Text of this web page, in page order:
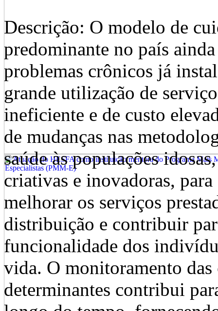
Descrição: O modelo de
predominante no país
problemas crônicos já
grande utilização de
ineficiente e de custo
de mudanças nas
saúde às populações
criativas e inovadoras,
melhorar os serviços
distribuição e contribuir
funcionalidade dos
vida. O monitoramento das
determinantes contribui